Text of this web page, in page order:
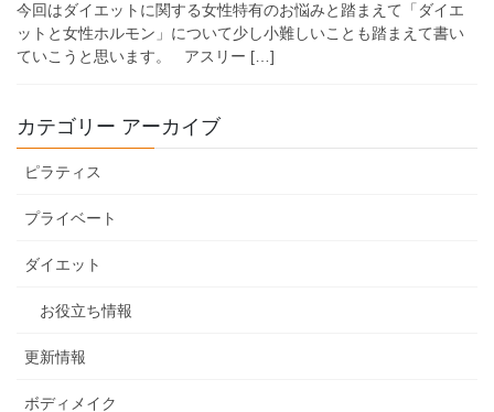
今回はダイエットに関する女性特有のお悩みと踏まえて「ダイエ
ットと女性ホルモン」について少し小難しいことも踏まえて書い
ていこうと思います。 アスリー […]
カテゴリー アーカイブ
ピラティス
プライベート
ダイエット
お役立ち情報
更新情報
ボディメイク